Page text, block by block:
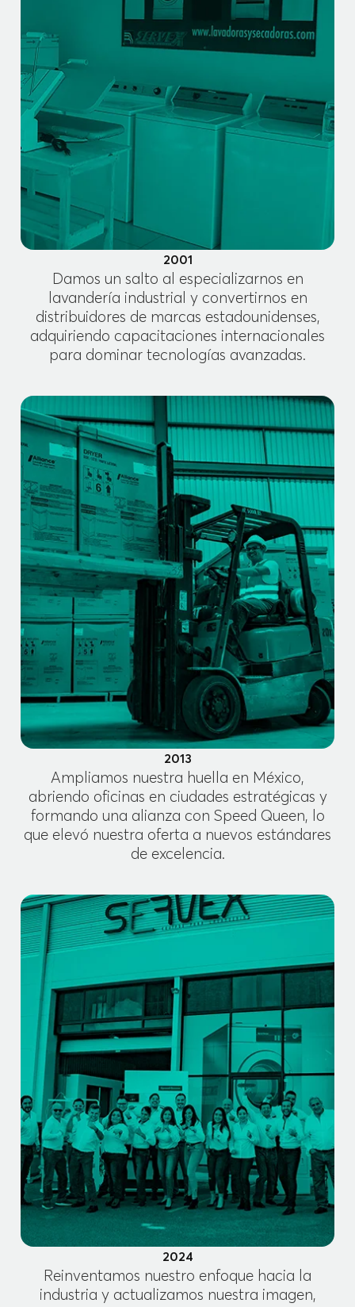
2001
Damos un salto al especializarnos en
lavandería industrial y convertirnos en
distribuidores de marcas estadounidenses,
adquiriendo capacitaciones internacionales
para dominar tecnologías avanzadas.
2013
Ampliamos nuestra huella en México,
abriendo oficinas en ciudades estratégicas y
formando una alianza con Speed Queen, lo
que elevó nuestra oferta a nuevos estándares
de excelencia.
2024
Reinventamos nuestro enfoque hacia la
industria y actualizamos nuestra imagen,